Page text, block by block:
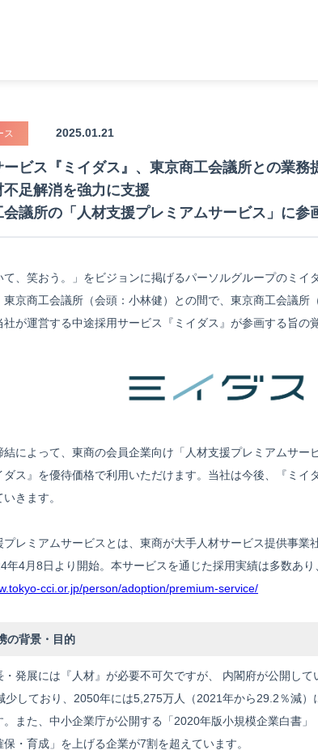
ス 2025.01.21
ビス『ミイダス』、東京商工会議所との業務
足解消を強力に支援
会議所の「人材支援プレミアムサービス」に参
て、笑おう。」をビジョンに掲げるパーソルグループのミ
東京商工会議所（会頭：小林健）との間で、東京商工会議
社が運営する中途採用サービス『ミイダス』が参画する旨の
結によって、東商の会員企業向け「人材支援プレミアムサ
ダス』を優待価格で利用いただけます。当社は今後、『ミ
きます。
レミアムサービスとは、東商が大手人材サービス提供事
年4月8日より開始。本サービスを通じた採用実績は多数あ
cci.or.jp/person/adoption/premium-service/
の背景・目的
・発展には『人材』が必要不可欠ですが、 内閣府が公開し
少しており、2050年には5,275万人（2021年から29.2％減
。また、中小企業庁が公開する「2020年版小規模企業白書
保・育成」を上げる企業が7割を超えています。